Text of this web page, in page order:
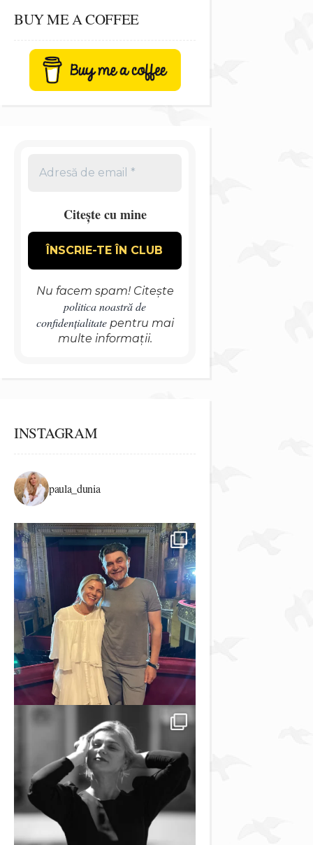
BUY ME A COFFEE
Citește cu mine
Nu facem spam! Citește
politica noastră de
confidențialitatepentru mai
multe informații.
INSTAGRAM
paula_dunia